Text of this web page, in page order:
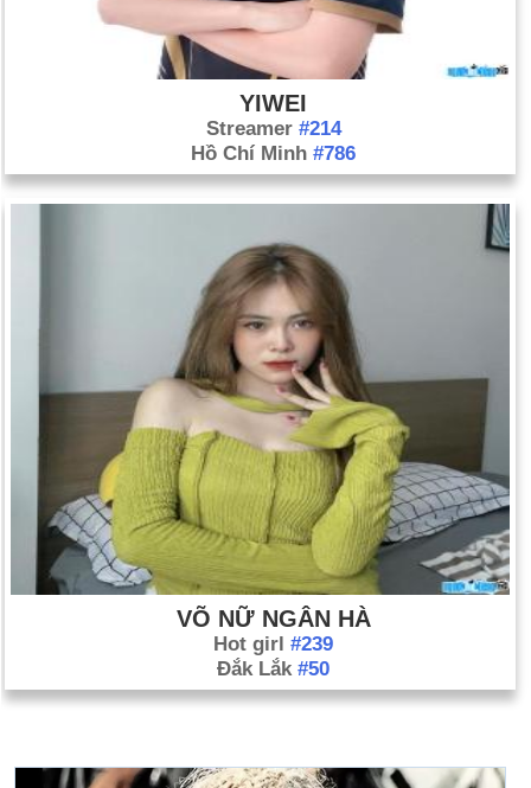
YIWEI
Streamer #214
Hồ Chí Minh #786
VÕ NỮ NGÂN HÀ
Hot girl #239
Đắk Lắk #50